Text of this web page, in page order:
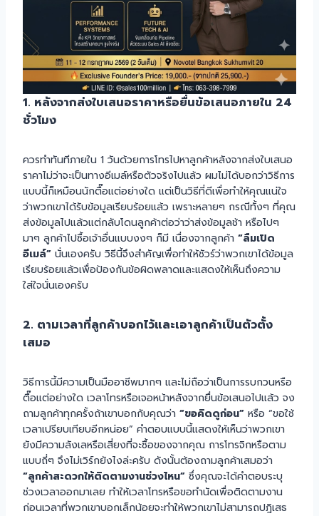
1. หลังจากส่งใบเสนอราคาหรือยื่นข้อเสนอภายใน 24
ชั่วโมง
ควรทำทันทีภายใน 1 วันด้วยการโทรไปหาลูกค้าหลังจากส่งใบเสนอ
ราคาไม่ว่าจะเป็นทางอีเมล์หรือตัวจริงไปแล้ว ผมไม่ได้บอกว่าวิธีการ
แบบนี้ก็เหมือนนักตื๊อแต่อย่างใด แต่เป็นวิธีที่ดีเพื่อทำให้คุณแน่ใจ
ว่าพวกเขาได้รับข้อมูลเรียบร้อยแล้ว เพราะหลายๆ กรณีทั้งๆ ที่คุณ
ส่งข้อมูลไปแล้วแต่กลับโดนลูกค้าต่อว่าว่าส่งข้อมูลช้า หรือไปๆ
มาๆ ลูกค้าไปซื้อเจ้าอื่นแบบงงๆ ก็มี เนื่องจากลูกค้า “ลืมเปิด
อีเมล์” นั่นเองครับ วิธีนี้จึงสำคัญเพื่อทำให้ชัวร์ว่าพวกเขาได้ข้อมูล
เรียบร้อยแล้วเพื่อป้องกันข้อผิดพลาดและแสดงให้เห็นถึงความ
ใส่ใจนั่นเองครับ
2. ตามเวลาที่ลูกค้าบอกไว้และเอาลูกค้าเป็นตัวตั้ง
เสมอ
วิธีการนี้มีความเป็นมืออาชีพมากๆ และไม่ถือว่าเป็นการรบกวนหรือ
ตื๊อแต่อย่างใด เวลาโทรหรือเจอหน้าหลังจากยื่นข้อเสนอไปแล้ว จง
ถามลูกค้าทุกครั้งถ้าเขาบอกกับคุณว่า “ขอคิดดูก่อน” หรือ “ขอใช้
เวลาเปรียบเทียบอีกหน่อย” คำตอบแบบนี้แสดงให้เห็นว่าพวกเขา
ยังมีความลังเลหรือเสี่ยงที่จะซื้อของจากคุณ การโทรจิกหรือตาม
แบบถี่ๆ จึงไม่เวิร์กยังไงล่ะครับ ดังนั้นต้องถามลูกค้าเสมอว่า
“ลูกค้าสะดวกให้ติดตามงานช่วงไหน” ซึ่งคุณจะได้คำตอบระบุ
ช่วงเวลาออกมาเลย ทำให้เวลาโทรหรือขอทำนัดเพื่อติดตามงาน
ก่อนเวลาที่พวกเขาบอกเล็กน้อยจะทำให้พวกเขาไม่สามารถปฎิเสธ